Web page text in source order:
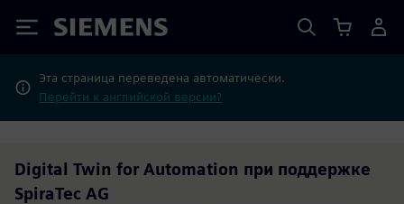
Siemens
Эта страница переведена автоматически.
Перейти к английской версии?
Digital Twin for Automation при поддержке
SpiraTec AG